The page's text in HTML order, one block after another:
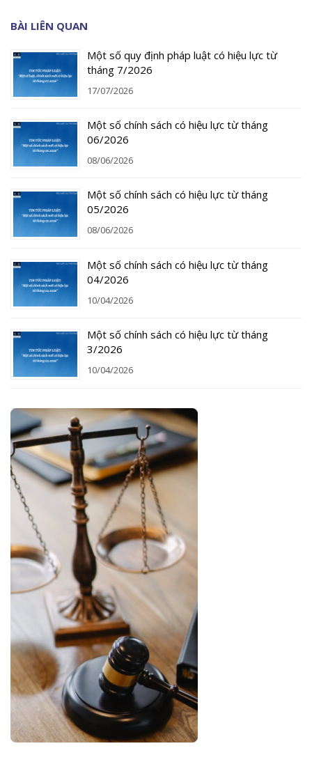
BÀI LIÊN QUAN
Một số quy định pháp luật có hiệu lực từ
tháng 7/2026
17/07/2026
Một số chính sách có hiệu lực từ tháng
06/2026
08/06/2026
Một số chính sách có hiệu lực từ tháng
05/2026
08/06/2026
Một số chính sách có hiệu lực từ tháng
04/2026
10/04/2026
Một số chính sách có hiệu lực từ tháng
3/2026
10/04/2026